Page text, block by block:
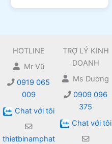
HOTLINE
Mr Vũ
0919 065
009
Chat với tôi
thietbinamphat
TRỢ LÝ KINH
DOANH
Ms Dương
0909 096
375
Chat với tôi